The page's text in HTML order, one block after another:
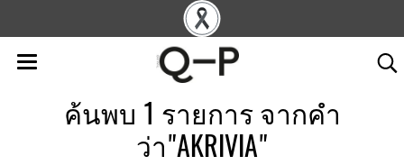
ค้นพบ 1 รายการ จากคำ
ว่า"AKRIVIA"